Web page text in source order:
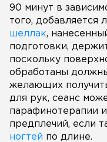
90 минут в
того, добавляется
шеллак,
подготовки,
поскольку
обработаны
желающих
для рук, сеанс
парафинотерапии
предплечий, если
ногтей по длине.